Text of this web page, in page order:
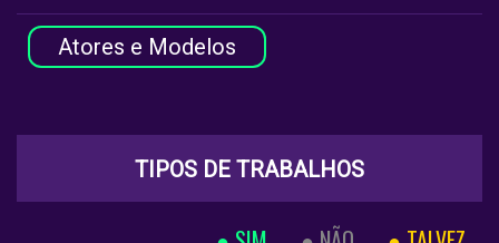
Atores e Modelos
TIPOS DE TRABALHOS